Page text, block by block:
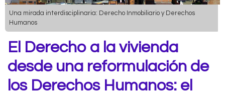
Una mirada interdisciplinaria: Derecho Inmobiliario y Derechos
Humanos
El Derecho a la vivienda
desde una reformulación de
los Derechos Humanos: el